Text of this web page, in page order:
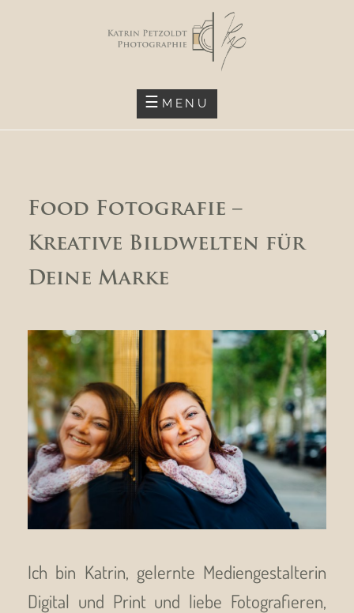
KATRIN.PETZOLDT.EU
MENU
Food Fotografie –
Kreative Bildwelten für
Deine Marke
Ich bin Katrin , gelernte Mediengestalterin
Digital und Print und liebe Fotografieren,